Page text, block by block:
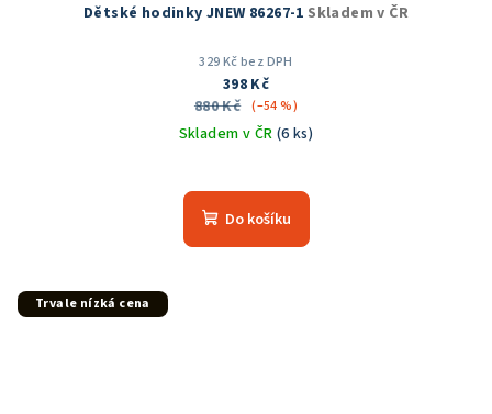
Dětské hodinky JNEW 86267-1 Skladem v ČR
329 Kč bez DPH
398 Kč
880 Kč (–54 %)
Skladem v ČR (6 ks)
Do košíku
Trvale nízká cena